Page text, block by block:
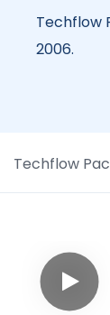
Techflow
2006.
Techflow